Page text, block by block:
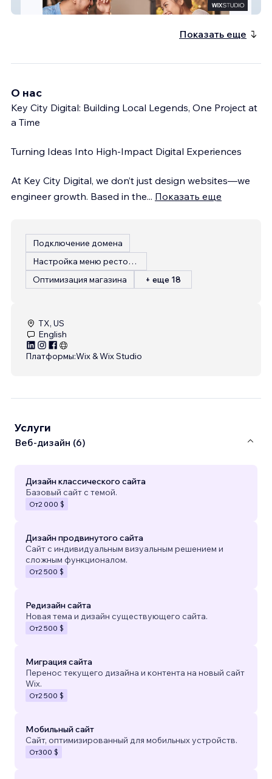
Armor Insurances
Показать еще
О нас
Key City Digital: Building Local Legends, One Project at
a Time
Turning Ideas Into High-Impact Digital Experiences
At Key City Digital, we don’t just design websites—we
engineer growth. Based in the... Показать еще
Подключение домена
Настройка меню ресторана
Оптимизация магазина
+ еще 18
TX, US
English
Платформы:Wix & Wix Studio
Услуги
Веб-дизайн (6)
Дизайн классического сайта
Базовый сайт с темой.
От2 000 $
Дизайн продвинутого сайта
Сайт с индивидуальным визуальным решением и
сложным функционалом.
От2 500 $
Редизайн сайта
Новая тема и дизайн существующего сайта.
От2 500 $
Миграция сайта
Перенос текущего дизайна и контента на новый сайт
Wix.
От2 500 $
Мобильный сайт
Сайт, оптимизированный для мобильных устройств.
От300 $